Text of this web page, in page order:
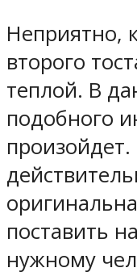
Неприятно,
второго
теплой. В
подобного
поставить
нужному